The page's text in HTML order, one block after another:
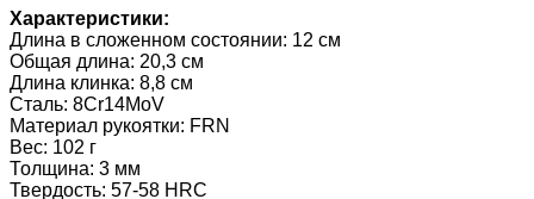
Характеристики:
Длина в сложенном состоянии: 12 см
Общая длина: 20,3 см
Длина клинка: 8,8 см
Сталь: 8Cr14MoV
Материал рукоятки: FRN
Вес: 102 г
Толщина: 3 мм
Твердость: 57-58 HRC